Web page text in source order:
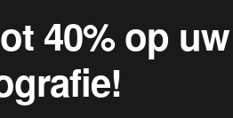
40% op uw